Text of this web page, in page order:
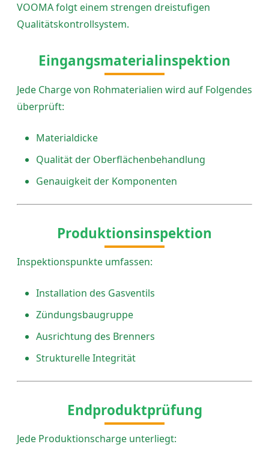
VOOMA folgt einem strengen dreistufigen
Qualitätskontrollsystem.
Eingangsmaterialinspektion
Jede Charge von Rohmaterialien wird auf Folgendes
überprüft:
Materialdicke
Qualität der Oberflächenbehandlung
Genauigkeit der Komponenten
Produktionsinspektion
Inspektionspunkte umfassen:
Installation des Gasventils
Zündungsbaugruppe
Ausrichtung des Brenners
Strukturelle Integrität
Endproduktprüfung
Jede Produktionscharge unterliegt: